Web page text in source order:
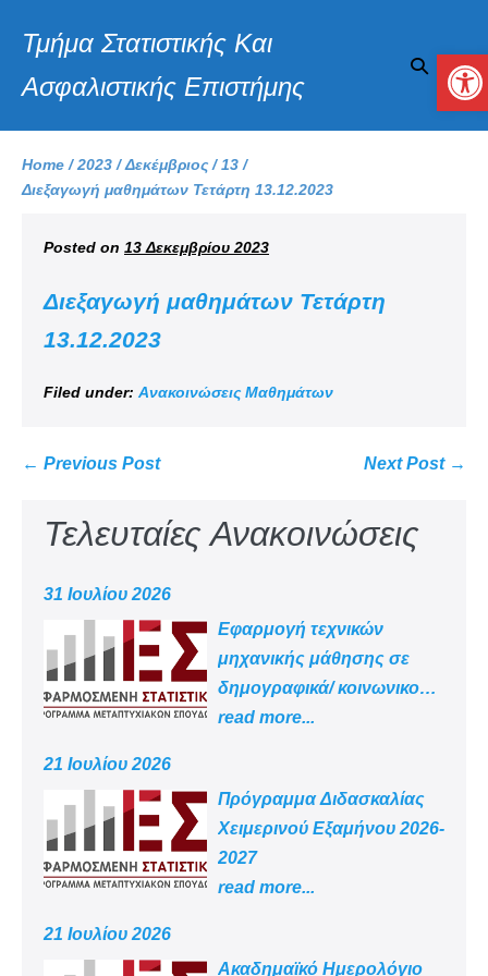
Τμήμα Στατιστικής Και
Ασφαλιστικής Επιστήμης
Home /2023 /Δεκέμβριος /13 /
Διεξαγωγή μαθημάτων Τετάρτη 13.12.2023
Posted on 13 Δεκεμβρίου 2023
Διεξαγωγή μαθημάτων Τετάρτη
13.12.2023
Filed under: Ανακοινώσεις Μαθημάτων
← Previous Post Next Post →
Τελευταίες Ανακοινώσεις
31 Ιουλίου 2026
Εφαρμογή τεχνικών
μηχανικής μάθησης σε
δημογραφικά/ κοινωνικο
-οικονομικά δεδομένα
read more...
21 Ιουλίου 2026
Πρόγραμμα Διδασκαλίας
Χειμερινού Εξαμήνου 2026-
2027
read more...
21 Ιουλίου 2026
Aκαδημαϊκό Ημερολόγιο